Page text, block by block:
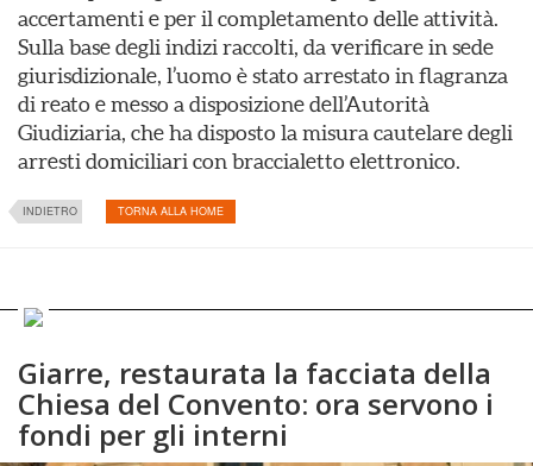
accertamenti e per il completamento delle attività.
Sulla base degli indizi raccolti, da verificare in sede
giurisdizionale, l’uomo è stato arrestato in flagranza
di reato e messo a disposizione dell’Autorità
Giudiziaria, che ha disposto la misura cautelare degli
arresti domiciliari con braccialetto elettronico.
INDIETRO TORNA ALLA HOME
Giarre, restaurata la facciata della
Chiesa del Convento: ora servono i
fondi per gli interni